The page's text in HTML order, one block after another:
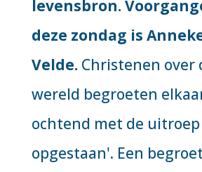
levensbron.
deze zondag is
Velde.Christenen over
wereld begroeten
ochtend met de uitroep
opgestaan'. Een